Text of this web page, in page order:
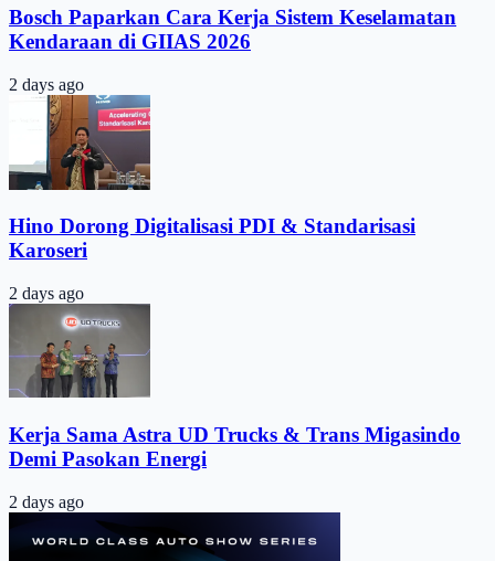
Bosch Paparkan Cara Kerja Sistem Keselamatan
Kendaraan di GIIAS 2026
2 days ago
Hino Dorong Digitalisasi PDI & Standarisasi
Karoseri
2 days ago
Kerja Sama Astra UD Trucks & Trans Migasindo
Demi Pasokan Energi
2 days ago